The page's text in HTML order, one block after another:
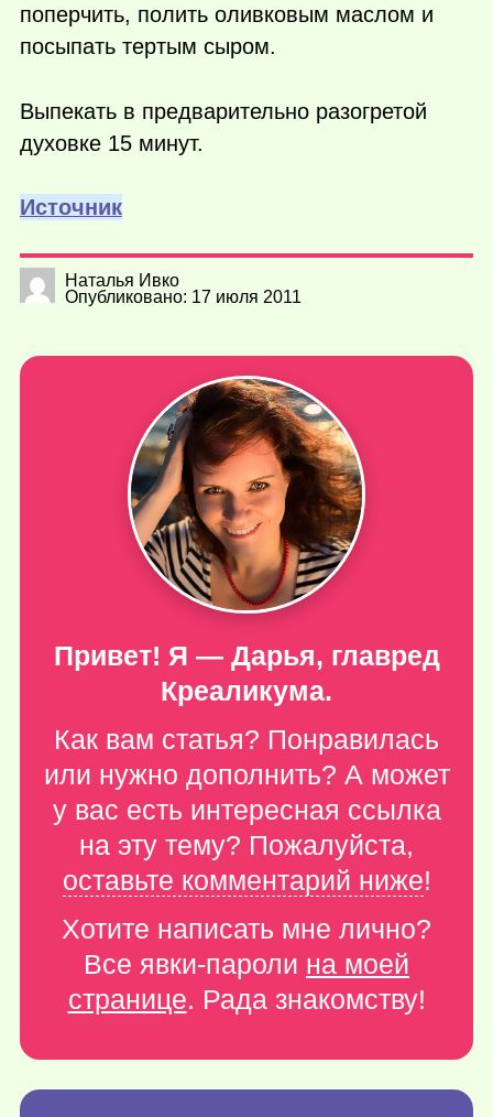
поперчить, полить оливковым маслом и
посыпать тертым сыром.
Выпекать в предварительно разогретой
духовке 15 минут.
Источник
Наталья Ивко
Опубликовано: 17 июля 2011
Привет! Я — Дарья, главред
Креаликума.
Как вам статья? Понравилась
или нужно дополнить? А может
у вас есть интересная ссылка
на эту тему? Пожалуйста,
оставьте комментарий ниже!
Хотите написать мне лично?
Все явки-пароли на моей
странице. Рада знакомству!